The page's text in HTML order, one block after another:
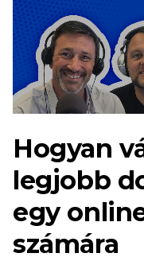
Hogyan
legjobb
egy
számára